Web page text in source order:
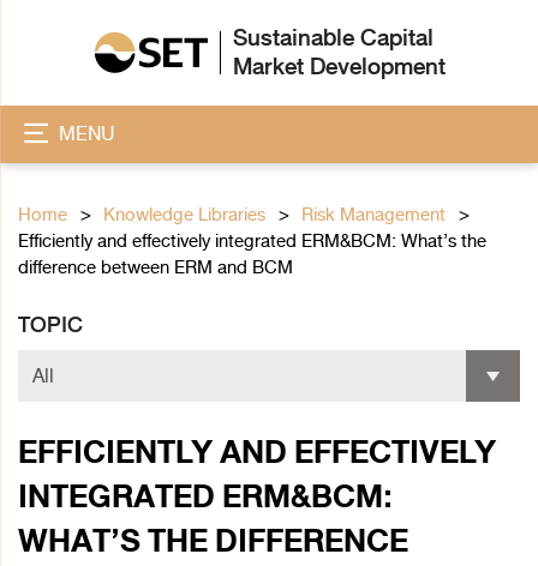
Sustainable Capital
Market Development
MENU
Home Knowledge Libraries
Risk Management
Efficiently and effectively integrated ERM&BCM: What’s the
difference between ERM and BCM
TOPIC
EFFICIENTLY AND EFFECTIVELY
INTEGRATED ERM&BCM:
WHAT’S THE DIFFERENCE